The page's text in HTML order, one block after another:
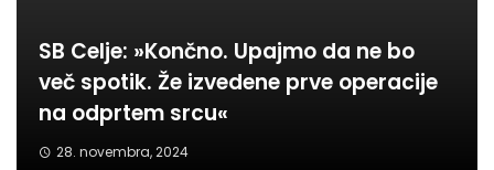
SB Celje: »Končno. Upajmo da ne bo
več spotik. Že izvedene prve operacije
na odprtem srcu«
28. novembra, 2024